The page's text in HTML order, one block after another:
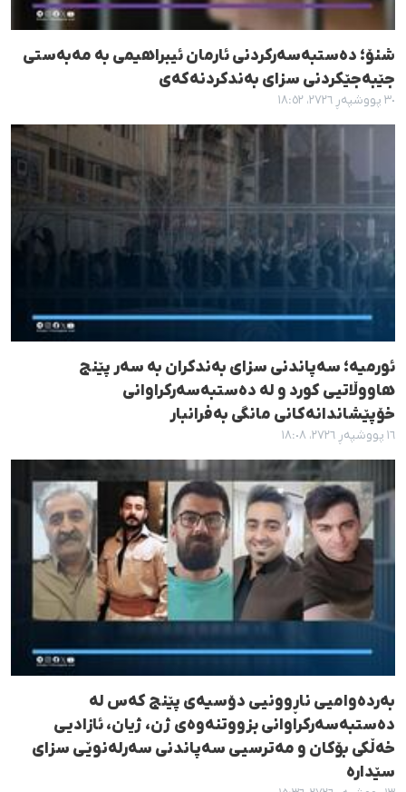
شنۆ؛ دەستبەسەرکردنی ئارمان ئیبراهیمی بە مەبەستی
جێبەجێکردنی سزای بەندکردنەکەی
٣٠ پووشپەڕ ٢٧٢٦، ١٨:٥٢
ئورمیه؛ سەپاندنی سزای بەندکران بە سەر پێنج
هاووڵاتیی کورد و لە دەستبەسەرکراوانی
خۆپێشاندانەکانی مانگی بەفرانبار
١٦ پووشپەڕ ٢٧٢٦، ١٨:٠٨
به‌رده‌وامیی ناڕوونیی دۆسیەی پێنج کەس له‌
ده‌ستبه‌سه‌رکراوانی بزووتنه‌وه‌ی ژن، ژیان، ئازادیی
خه‌ڵکی بۆکان و مه‌ترسیی سەپاندنی سەرلەنوێی سزای
سێداره‌